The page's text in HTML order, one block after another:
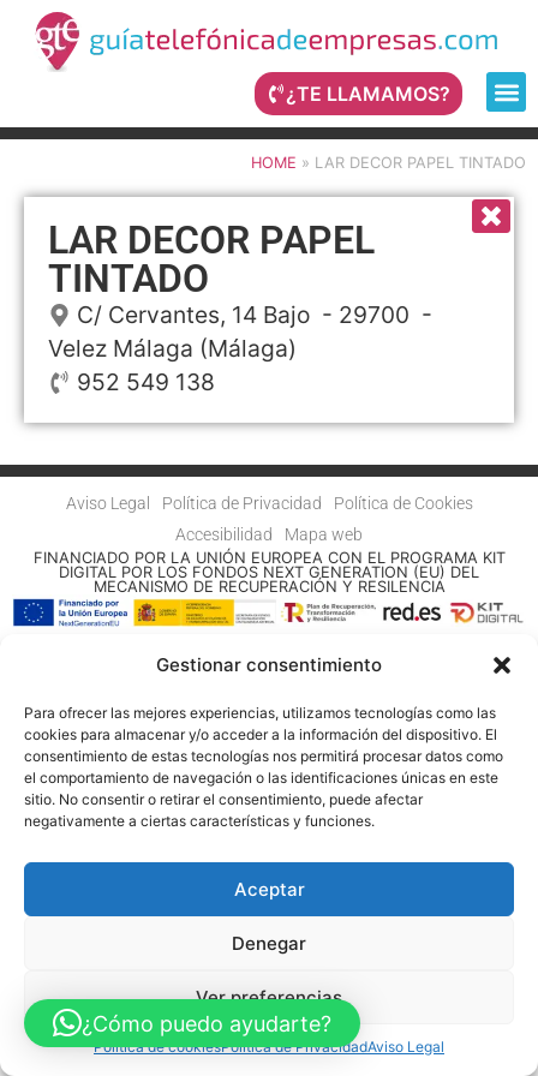
Gestionar consentimiento
Para ofrecer las mejores experiencias, utilizamos tecnologías como las
cookies para almacenar y/o acceder a la información del dispositivo. El
consentimiento de estas tecnologías nos permitirá procesar datos como
el comportamiento de navegación o las identificaciones únicas en este
sitio. No consentir o retirar el consentimiento, puede afectar
negativamente a ciertas características y funciones.
Aceptar
Denegar
Ver preferencias
Política de cookiesPolítica de PrivacidadAviso Legal
¿TE LLAMAMOS?
HOME » LAR DECOR PAPEL TINTADO
LAR DECOR PAPEL
TINTADO
C/ Cervantes, 14 Bajo - 29700 -
Velez Málaga (Málaga)
952 549 138
Aviso Legal Política de Privacidad
Política de Cookies
Accesibilidad
Mapa web
FINANCIADO POR LA UNIÓN EUROPEA CON EL PROGRAMA KIT
DIGITAL POR LOS FONDOS NEXT GENERATION (EU) DEL
MECANISMO DE RECUPERACIÓN Y RESILENCIA
¿Cómo puedo ayudarte?